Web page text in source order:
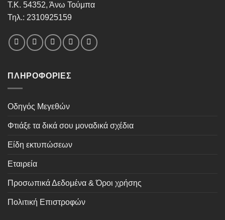
Τ.Κ. 54352, Άνω Τούμπα
Τηλ.: 2310925159
ΠΛΗΡΟΦΟΡΊΕΣ
Οδηγός Μεγεθών
Φτιάξε τα δικά σου μοναδικά σχέδια
Είδη εκτυπώσεων
Εταιρεία
Προσωπικά Δεδομένα & Όροι χρήσης
Πολιτική Επιστροφών